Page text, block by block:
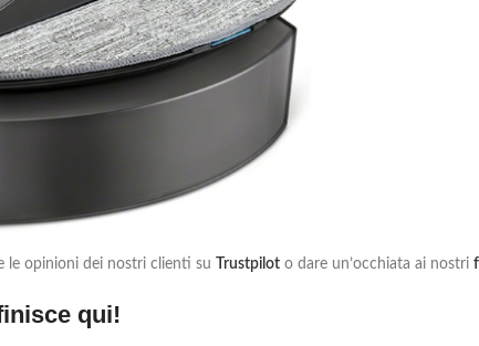
inricambi e accessori per elettrodomestici
di tutte le marche
di usarlo!
ricambio per il tuo elettrodomestico, puoi
tuo elettrodomestico (segui la nostra guida “
Dove trovo il codice
punti di forza è l’
, saremo lieti di cercare per
e inutili spese di spedizione del reso.
la verifica al posto tuo, azzerando la possibilità di errore sulla
o l’accessorio per il tuo elettrodomestico non è nel nostro
parte del fornitore sono superiori, ti avvisiamo e puoi decidere se
trovi gentilezza, educazione, serietà e professionalità: operiamo
le opinioni dei nostri clienti su
Trustpilot o dare un’occhiata ai nostri
qui!